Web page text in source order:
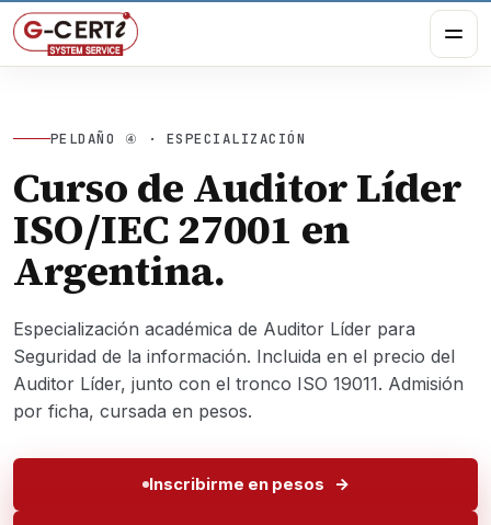
PELDAÑO ④ · ESPECIALIZACIÓN
Curso de Auditor Líder
ISO/IEC 27001 en
Argentina.
Especialización académica de Auditor Líder para
Seguridad de la información. Incluida en el precio del
Auditor Líder, junto con el tronco ISO 19011. Admisión
por ficha, cursada en pesos.
Inscribirme en pesos